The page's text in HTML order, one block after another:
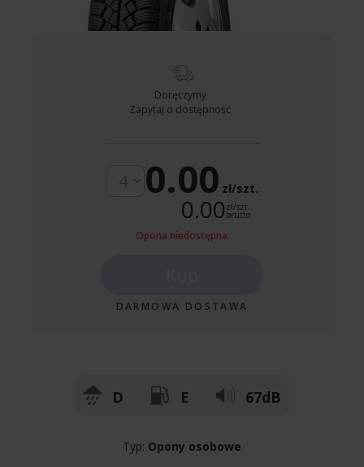
Doręczymy
Zapytaj o dostępność
0.00 zł/szt.
0.00 zł/szt.
brutto
Opona niedostępna
DARMOWA DOSTAWA
D E 67dB
Typ: Opony osobowe